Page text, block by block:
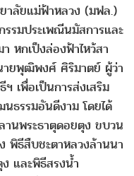
าลัยแม่ฟ้าหลวง (มฟล.)
รมประเพณีนมัสการและ
หกเป็งล่องฟ้าไหว้สา
ายพุฒิพงศ์ ศิริมาตย์ ผู้ว่า
เพื่อเป็นการส่งเสริม
รรมอันดีงาม โดยได้
นพระธาตุดอยตุง ขบวน
พิธีสืบชะตาหลวงล้านนา
และพิธีสรงน้ำ